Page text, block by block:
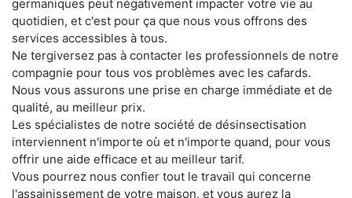
germaniques peut négativement impacter votre vie au
quotidien, et c'est pour ça que nous vous offrons des
services accessibles à tous.
Ne tergiversez pas à contacter les professionnels de notre
compagnie pour tous vos problèmes avec les cafards.
Nous vous assurons une prise en charge immédiate et de
qualité, au meilleur prix.
Les spécialistes de notre société de désinsectisation
interviennent n'importe où et n'importe quand, pour vous
offrir une aide efficace et au meilleur tarif.
Vous pourrez nous confier tout le travail qui concerne
l'assainissement de votre maison, et vous aurez la